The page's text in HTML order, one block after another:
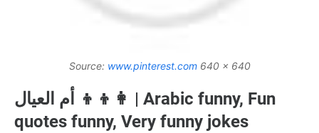
Source: www.pinterest.com640 x 640
أم العيال 👩‍👦‍👦 | Arabic funny, Fun
quotes funny, Very funny jokes